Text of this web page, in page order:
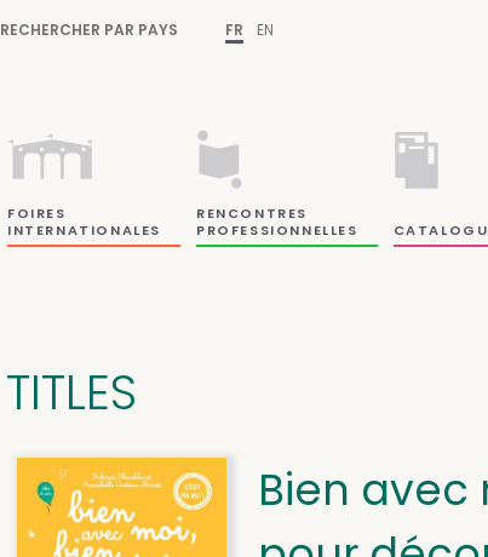
RECHERCHER PAR PAYS FR EN
FOIRES
INTERNATIONALES
RENCONTRES
PROFESSIONNELLES
TITLES
Bien avec